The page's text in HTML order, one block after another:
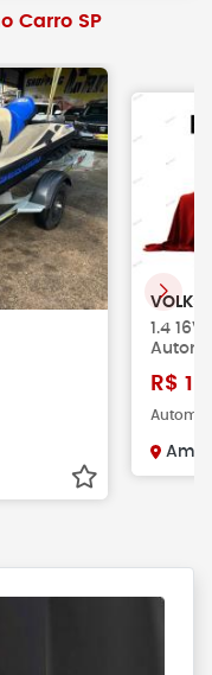
Carro SP
1.4
R$